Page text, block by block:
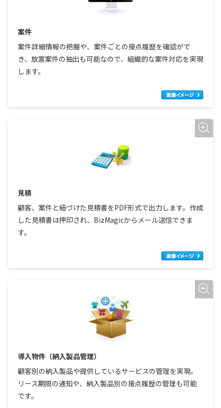
案件
案件詳細情報の把握や、案件ごとの接点履歴を確認がで
き、放置案件の抽出も可能なので、組織的な案件対応を実現
します。
見積
顧客、案件と紐づけた見積書をPDF形式で出力します。作成
した見積書は押印され、BizMagicからメール送信できま
す。
導入物件（納入製品管理）
顧客別の納入製品や提供しているサービスの管理を実現。
リース期限の通知や、納入製品別の接点履歴の管理も可能
です。